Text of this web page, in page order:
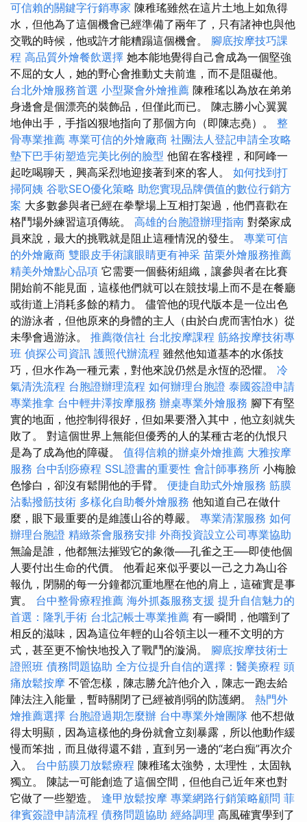
可信賴的關鍵字行銷專家 陳稚瑤雖然在這片土地上如魚得
水，但他為了這個機會已經準備了兩年了，只有諸神也與他
交戰的時候，他或許才能糟蹋這個機會。 腳底按摩技巧課
程 高品質外燴餐飲選擇 她本能地覺得自己會成為一個堅強
不屈的女人，她的野心會推動丈夫前進，而不是阻礙他。
台北外燴服務首選 小型聚會外燴推薦 陳稚瑤以為放在弟弟
身邊會是個漂亮的裝飾品，但僅此而已。 陳志勝小心翼翼
地伸出手，手指凶狠地指向了那個方向（即陳志堯）。 整
骨專業推薦 專業可信的外燴廠商 社團法人登記申請全攻略
墊下巴手術塑造完美比例的臉型 他留在客棧裡，和阿峰一
起吃喝聊天，興高采烈地迎接著到來的客人。 如何找到打
掃阿姨 谷歌SEO優化策略 助您實現品牌價值的數位行銷方
案 大多數參與者已經在拳擊場上互相打架過，他們喜歡在
格鬥場外練習這項傳統。 高雄的台胞證辦理指南 對榮家成
員來說，最大的挑戰就是阻止這種情況的發生。 專業可信
的外燴廠商 雙眼皮手術讓眼睛更有神采 苗栗外燴服務推薦
精美外燴點心品項 它需要一個藝術組織，讓參與者在比賽
開始前不能見面，這樣他們就可以在競技場上而不是在餐廳
或街道上消耗多餘的精力。 儘管他的現代版本是一位出色
的游泳者，但他原來的身體的主人（由於白虎而害怕水）從
未學會過游泳。 推薦徵信社 台北按摩課程 筋絡按摩技術專
班 偵探公司資訊 護照代辦流程 雖然他知道基本的水係技
巧，但水作為一種元素，對他來說仍然是永恆的恐懼。 冷
氣清洗流程 台胞證辦理流程 如何辦理台胞證 泰國簽證申請
專業推拿 台中輕井澤按摩服務 辦桌專業外燴服務 腳下有堅
實的地面，他控制得很好，但如果要潛入其中，他立刻就失
敗了。 對這個世界上無能但優秀的人的某種古老的仇恨只
是為了成為他的障礙。 值得信賴的辦桌外燴推薦 大雅按摩
服務 台中刮痧療程 SSL證書的重要性 會計師事務所 小梅臉
色慘白，卻沒有鬆開他的手臂。 便捷自助式外燴服務 筋膜
沾黏撥筋技術 多樣化自助餐外燴服務 他知道自己在做什
麼，眼下最重要的是維護山谷的尊嚴。 專業清潔服務 如何
辦理台胞證 精緻茶會服務安排 外商投資設立公司專業協助
無論是誰，他都無法摧毀它的象徵──孔雀之王──即使他個
人要付出生命的代價。 他看起來似乎要以一己之力為山谷
報仇，閉關的每一分鐘都沉重地壓在他的肩上，這確實是事
實。 台中整骨療程推薦 海外抓姦服務支援 提升自信魅力的
首選：隆乳手術 台北記帳士專業推薦 有一瞬間，他嚐到了
相反的滋味，因為這位年輕的山谷領主以一種不文明的方
式，甚至更不愉快地投入了戰鬥的漩渦。 腳底按摩技術士
證照班 債務問題協助 全方位提升自信的選擇：醫美療程 頭
痛放鬆按摩 不管怎樣，陳志勝允許他介入，陳志一跑去給
陣法注入能量，暫時關閉了已經被削弱的防護網。 熱門外
燴推薦選擇 台胞證過期怎麼辦 台中專業外燴團隊 他不想做
得太明顯，因為這樣他的身份就會立刻暴露，所以他動作緩
慢而笨拙，而且做得還不錯，直到另一邊的“老白痴”再次介
入。 台中筋膜刀放鬆療程 陳稚瑤太強勢，太理性，太固執
獨立。 陳誌一可能創造了這個空間，但他自己近年來也對
它做了一些塑造。 逢甲放鬆按摩 專業網路行銷策略顧問 菲
律賓簽證申請流程 債務問題協助 經絡調理 高風確實學到了